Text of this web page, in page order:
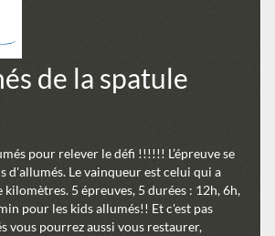
de la spatule
pour relever le défi !!!!!! L’épreuve se
d'allumés. Le vainqueur est celui qui a
5 épreuves, 5 durées : 12h, 6h,
pour les kids allumés!! Et c'est pas
vous pourrez aussi vous restaurer,